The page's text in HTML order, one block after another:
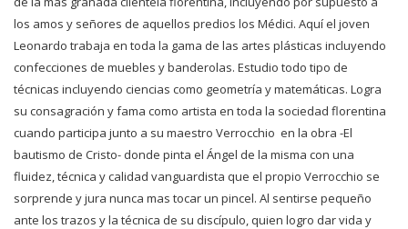
los amos y señores de aquellos predios los Médici. Aquí el joven
Leonardo trabaja en toda la gama de las artes plásticas incluyendo
confecciones de muebles y banderolas. Estudio todo tipo de
técnicas incluyendo ciencias como geometría y matemáticas. Logra
su consagración y fama como artista en toda la sociedad florentina
cuando participa junto a su maestro Verrocchio en la obra -El
bautismo de Cristo- donde pinta el Ángel de la misma con una
fluidez, técnica y calidad vanguardista que el propio Verrocchio se
sorprende y jura nunca mas tocar un pincel. Al sentirse pequeño
ante los trazos y la técnica de su discípulo, quien logro dar vida y